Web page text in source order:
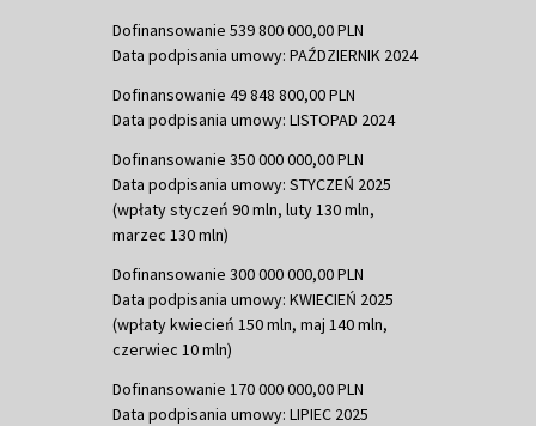
Dofinansowanie 539 800 000,00 PLN
Data podpisania umowy: PAŹDZIERNIK 2024
Dofinansowanie 49 848 800,00 PLN
Data podpisania umowy: LISTOPAD 2024
Dofinansowanie 350 000 000,00 PLN
Data podpisania umowy: STYCZEŃ 2025
(wpłaty styczeń 90 mln, luty 130 mln,
marzec 130 mln)
Dofinansowanie 300 000 000,00 PLN
Data podpisania umowy: KWIECIEŃ 2025
(wpłaty kwiecień 150 mln, maj 140 mln,
czerwiec 10 mln)
Dofinansowanie 170 000 000,00 PLN
Data podpisania umowy: LIPIEC 2025